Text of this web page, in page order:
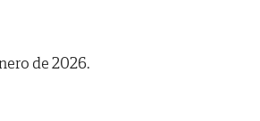
de 2026.